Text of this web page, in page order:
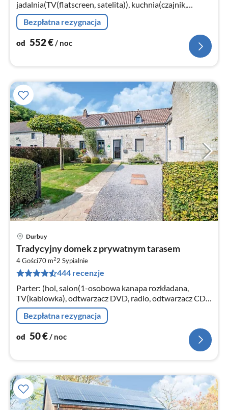
jadalnia(TV(flatscreen, satelita)), kuchnia(czajnik,
opiekacz do chleba, kuchenka(4 palniki, 5 palnikow, gaz,
elektryczny)
Bezpłatna rezygnacja
od 552€/ noc
Durbuy
Tradycyjny domek z prywatnym tarasem
4 Gości70 m22 Sypialnie
444 recenzje
Parter: (hol, salon(1-osobowa kanapa rozkładana,
TV(kablowka), odtwarzacz DVD, radio, odtwarzacz CD,
ogrzewanie), kuchnia(kuchenka(plyta grzewcza)
Bezpłatna rezygnacja
od 50€/ noc